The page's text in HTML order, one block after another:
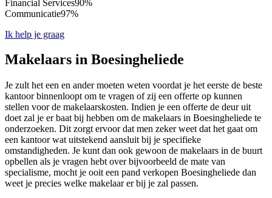
Financial Services90%
Communicatie97%
Ik help je graag
Makelaars in Boesingheliede
Je zult het een en ander moeten weten voordat je het eerste de beste
kantoor binnenloopt om te vragen of zij een offerte op kunnen
stellen voor de makelaarskosten. Indien je een offerte de deur uit
doet zal je er baat bij hebben om de makelaars in Boesingheliede te
onderzoeken. Dit zorgt ervoor dat men zeker weet dat het gaat om
een kantoor wat uitstekend aansluit bij je specifieke
omstandigheden. Je kunt dan ook gewoon de makelaars in de buurt
opbellen als je vragen hebt over bijvoorbeeld de mate van
specialisme, mocht je ooit een pand verkopen Boesingheliede dan
weet je precies welke makelaar er bij je zal passen.